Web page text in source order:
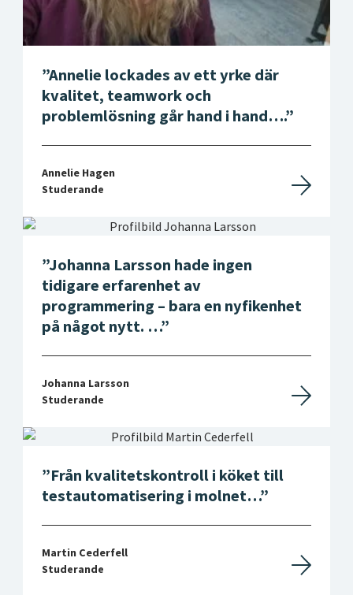
Annelie lockades av ett yrke där
kvalitet, teamwork och
problemlösning går hand i hand….
Annelie Hagen
Studerande
Johanna Larsson hade ingen
tidigare erfarenhet av
programmering – bara en nyfikenhet
på något nytt. …
Johanna Larsson
Studerande
Från kvalitetskontroll i köket till
testautomatisering i molnet…
Martin Cederfell
Studerande